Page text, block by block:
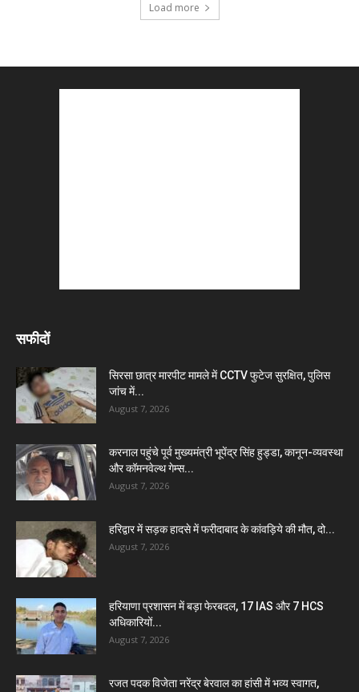
Load more
सफीदों
सिरसा छात्र मारपीट मामले में CCTV फुटेज सुरक्षित, पुलिस
जांच में...
August 7, 2026
करनाल पहुंचे पूर्व मुख्यमंत्री भूपेंद्र सिंह हुड्डा, कानून-व्यवस्था
और कॉमनवेल्थ गेम्स...
August 7, 2026
हरिद्वार में सड़क हादसे में फरीदाबाद के कांवड़िये की मौत, दो...
August 7, 2026
हरियाणा प्रशासन में बड़ा फेरबदल, 17 IAS और 7 HCS
अधिकारियों...
August 7, 2026
रजत पदक विजेता नरेंद्र बेरवाल का हांसी में भव्य स्वागत,